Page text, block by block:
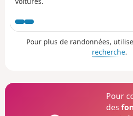
Pour plus de randonnées,
recherche.
Pour
des